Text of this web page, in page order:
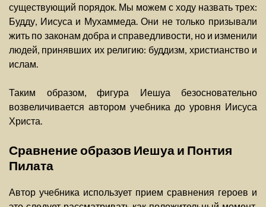
существующий порядок. Мы можем с ходу назвать трех:
Будду, Иисуса и Мухаммеда. Они не только призывали
жить по законам добра и справедливости, но и изменили
людей, принявших их религию: буддизм, христианство и
ислам.
Таким образом, фигура Иешуа безосновательно
возвеличивается автором учебника до уровня Иисуса
Христа.
Сравнение образов Иешуа и Понтия
Пилата
Автор учебника использует прием сравнения героев и